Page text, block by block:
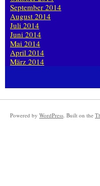
September 2014
August 2014
Juli 2014
Juni 2014
Mai 2014
April 2014
März 2014
Powered by WordPress. Built on the